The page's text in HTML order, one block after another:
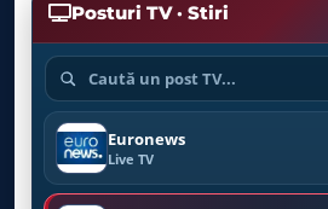
Posturi TV · Stiri
Euronews
Live TV